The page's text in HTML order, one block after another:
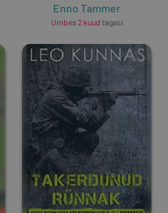
Enno Tammer
Umbes 2 kuud tagasi